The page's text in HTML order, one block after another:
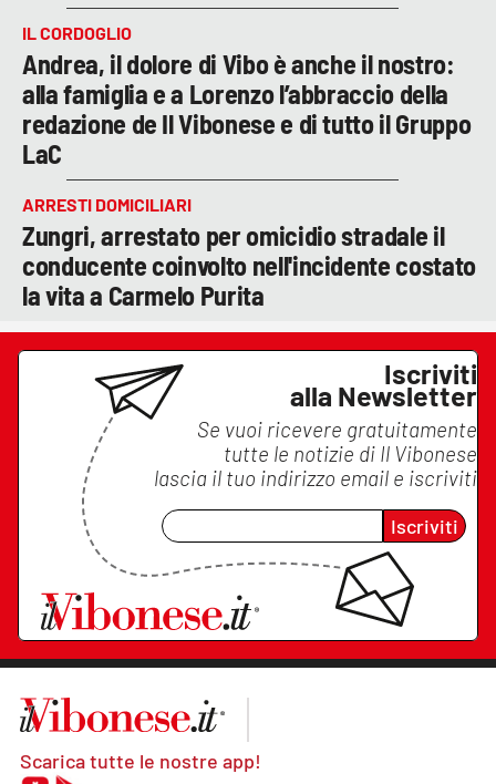
IL CORDOGLIO
Andrea, il dolore di Vibo è anche il nostro:
alla famiglia e a Lorenzo l’abbraccio della
redazione de Il Vibonese e di tutto il Gruppo
LaC
ARRESTI DOMICILIARI
Zungri, arrestato per omicidio stradale il
conducente coinvolto nell'incidente costato
la vita a Carmelo Purita
Iscriviti
alla Newsletter
Se vuoi ricevere gratuitamente
tutte le notizie di Il Vibonese
lascia il tuo indirizzo email e iscriviti
Iscriviti
Scarica tutte le nostre app!